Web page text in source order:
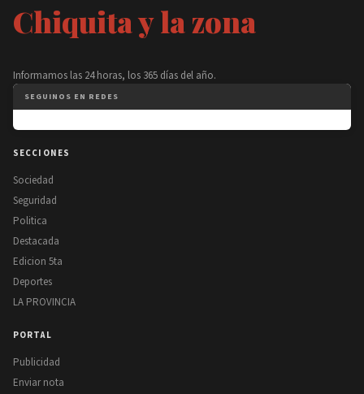
Chiquita y la zona
Informamos las 24 horas, los 365 días del año.
SEGUINOS EN REDES
SECCIONES
Sociedad
Seguridad
Politica
Destacada
Edicion 5ta
Deportes
LA PROVINCIA
PORTAL
Publicidad
Enviar nota